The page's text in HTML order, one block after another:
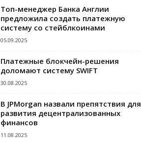
Топ-менеджер Банка Англии
предложила создать платежную
систему со стейблкоинами
05.09.2025
Платежные блокчейн-решения
доломают систему SWIFT
30.08.2025
В JPMorgan назвали препятствия для
развития децентрализованных
финансов
11.08.2025